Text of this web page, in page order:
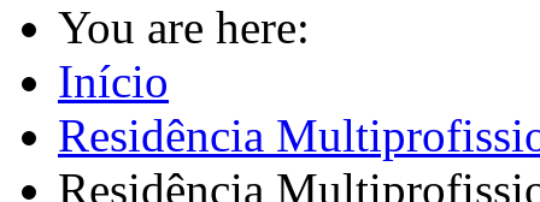
You are here:
Início
Residência
Residência